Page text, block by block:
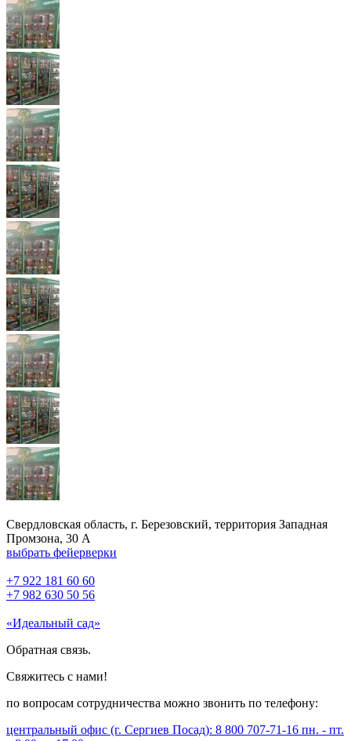
Свердловская область, г. Березовский, территория Западная
Промзона, 30 А
выбрать фейерверки
+7 922 181 60 60
+7 982 630 50 56
«Идеальный сад»
Обратная связь.
Свяжитесь с нами!
по вопросам сотрудничества можно звонить по телефону:
центральный офис (г. Сергиев Посад): 8 800 707-71-16 пн. - пт.